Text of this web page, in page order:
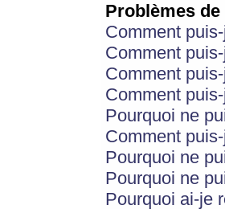
Problèmes
Comment
Comment
Comment
Comment
Pourquoi ne
Comment
Pourquoi ne
Pourquoi ne
Pourquoi ai-je